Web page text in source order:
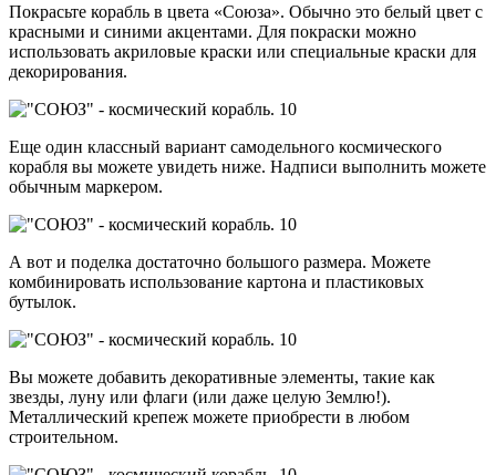
Покрасьте корабль в цвета «Союза». Обычно это белый цвет с
красными и синими акцентами. Для покраски можно
использовать акриловые краски или специальные краски для
декорирования.
Еще один классный вариант самодельного космического
корабля вы можете увидеть ниже. Надписи выполнить можете
обычным маркером.
А вот и поделка достаточно большого размера. Можете
комбинировать использование картона и пластиковых
бутылок.
Вы можете добавить декоративные элементы, такие как
звезды, луну или флаги (или даже целую Землю!).
Металлический крепеж можете приобрести в любом
строительном.